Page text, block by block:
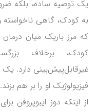
یک توصیه ساده، بلکه
به کودک، گاهی
که مرز باریک میان
کودک، برخلاف
غیرقابل‌پیش‌بینی دارد.
فیزیولوژیک او را بر هم
از اینکه دوز ایبوپروفن